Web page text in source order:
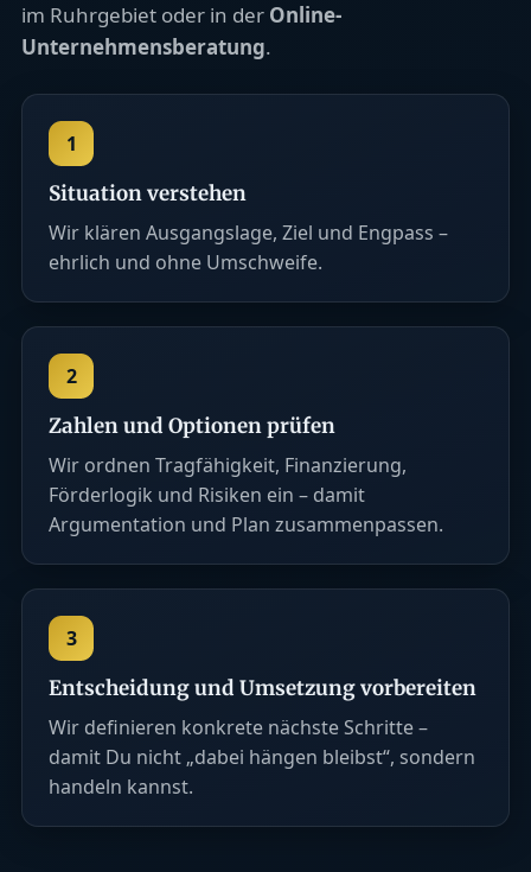
im Ruhrgebiet oder in der Online-
Unternehmensberatung.
1
Situation verstehen
Wir klären Ausgangslage, Ziel und Engpass –
ehrlich und ohne Umschweife.
2
Zahlen und Optionen prüfen
Wir ordnen Tragfähigkeit, Finanzierung,
Förderlogik und Risiken ein – damit
Argumentation und Plan zusammenpassen.
3
Entscheidung und Umsetzung vorbereiten
Wir definieren konkrete nächste Schritte –
damit Du nicht „dabei hängen bleibst“, sondern
handeln kannst.